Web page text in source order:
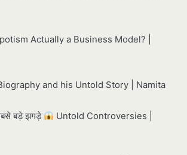
Actually a Business Model? |
and his Untold Story | Namita
बड़े झगड़े
Untold Controversies |